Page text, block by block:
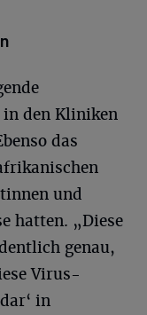
den Kliniken
das
und
hatten. „Diese
genau,
Virus-
in